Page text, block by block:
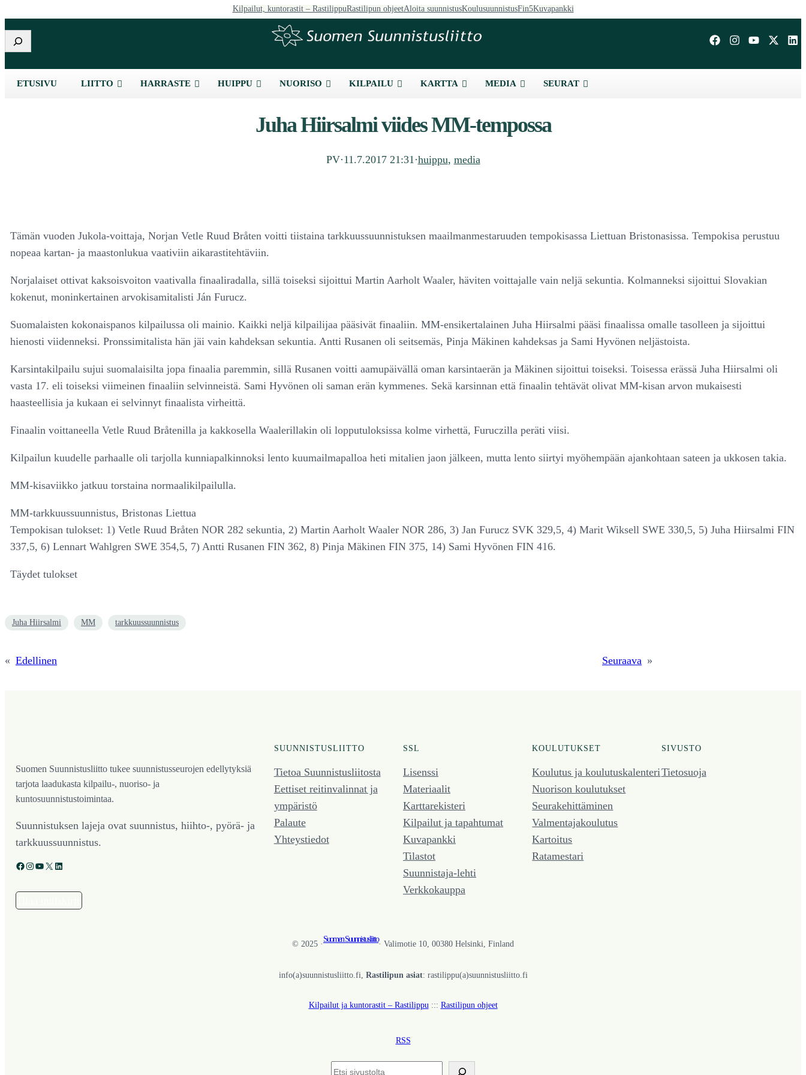
Kilpailut, kuntorastit – RastilippuRastilipun ohjeetAloita suunnistusKoulusuunnistusFin5Kuvapankki
Etsi
ETUSIVU LIITTO HARRASTE HUIPPU NUORISO KILPAILU KARTTA MEDIA SEURAT
Juha Hiirsalmi viides MM-tempossa
PV·11.7.2017 21:31·huippu, media
Tämän vuoden Jukola-voittaja, Norjan Vetle Ruud Bråten voitti tiistaina tarkkuussuunnistuksen maailmanmestaruuden tempokisassa Liettuan Bristonasissa. Tempokisa perustuu
nopeaa kartan- ja maastonlukua vaativiin aikarastitehtäviin.
Norjalaiset ottivat kaksoisvoiton vaativalla finaaliradalla, sillä toiseksi sijoittui Martin Aarholt Waaler, häviten voittajalle vain neljä sekuntia. Kolmanneksi sijoittui Slovakian
kokenut, moninkertainen arvokisamitalisti Ján Furucz.
Suomalaisten kokonaispanos kilpailussa oli mainio. Kaikki neljä kilpailijaa pääsivät finaaliin. MM-ensikertalainen Juha Hiirsalmi pääsi finaalissa omalle tasolleen ja sijoittui
hienosti viidenneksi. Pronssimitalista hän jäi vain kahdeksan sekuntia. Antti Rusanen oli seitsemäs, Pinja Mäkinen kahdeksas ja Sami Hyvönen neljästoista.
Karsintakilpailu sujui suomalaisilta jopa finaalia paremmin, sillä Rusanen voitti aamupäivällä oman karsintaerän ja Mäkinen sijoittui toiseksi. Toisessa erässä Juha Hiirsalmi oli
vasta 17. eli toiseksi viimeinen finaaliin selvinneistä. Sami Hyvönen oli saman erän kymmenes. Sekä karsinnan että finaalin tehtävät olivat MM-kisan arvon mukaisesti
haasteellisia ja kukaan ei selvinnyt finaalista virheittä.
Finaalin voittaneella Vetle Ruud Bråtenilla ja kakkosella Waalerillakin oli lopputuloksissa kolme virhettä, Furuczilla peräti viisi.
Kilpailun kuudelle parhaalle oli tarjolla kunniapalkinnoksi lento kuumailmapalloa heti mitalien jaon jälkeen, mutta lento siirtyi myöhempään ajankohtaan sateen ja ukkosen takia.
MM-kisaviikko jatkuu torstaina normaalikilpailulla.
MM-tarkkuussuunnistus, Bristonas Liettua
Tempokisan tulokset: 1) Vetle Ruud Bråten NOR 282 sekuntia, 2) Martin Aarholt Waaler NOR 286, 3) Jan Furucz SVK 329,5, 4) Marit Wiksell SWE 330,5, 5) Juha Hiirsalmi FIN
337,5, 6) Lennart Wahlgren SWE 354,5, 7) Antti Rusanen FIN 362, 8) Pinja Mäkinen FIN 375, 14) Sami Hyvönen FIN 416.
Täydet tulokset
Juha Hiirsalmi MM tarkkuussuunnistus
« Edellinen Seuraava »
Suomen Suunnistusliitto tukee suunnistusseurojen edellytyksiä
tarjota laadukasta kilpailu-, nuoriso- ja
kuntosuunnistustoimintaa.
Suunnistuksen lajeja ovat suunnistus, hiihto-, pyörä- ja
tarkkuussuunnistus.
Facebook Instagram YouTube X LinkedIn
SUUNNISTUSLIITTO
Tietoa Suunnistusliitosta
Eettiset reitinvalinnat ja
ympäristö
Palaute
Yhteystiedot
SSL
Lisenssi
Materiaalit
Karttarekisteri
Kilpailut ja tapahtumat
Kuvapankki
Tilastot
Suunnistaja-lehti
Verkkokauppa
KOULUTUKSET
Koulutus ja koulutus­kalenteri
Nuorison koulutukset
Seura­kehittäminen
Valmentaja­koulutus
Kartoitus
Ratamestari
SIVUSTO
Tietosuoja
© 2025 ·
Suomen Suunnistusliitto
· Valimotie 10, 00380 Helsinki, Finland
info(a)suunnistusliitto.fi, Rastilipun asiat: rastilippu(a)suunnistusliitto.fi
Kilpailut ja kuntorastit – Rastilippu ::: Rastilipun ohjeet
RSS
Etsi